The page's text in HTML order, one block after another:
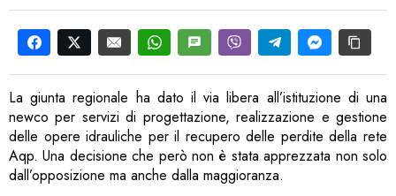
La giunta regionale ha dato il via libera all’istituzione di una
newco per servizi di progettazione, realizzazione e gestione
delle opere idrauliche per il recupero delle perdite della rete
Aqp. Una decisione che però non è stata apprezzata non solo
dall’opposizione ma anche dalla maggioranza.